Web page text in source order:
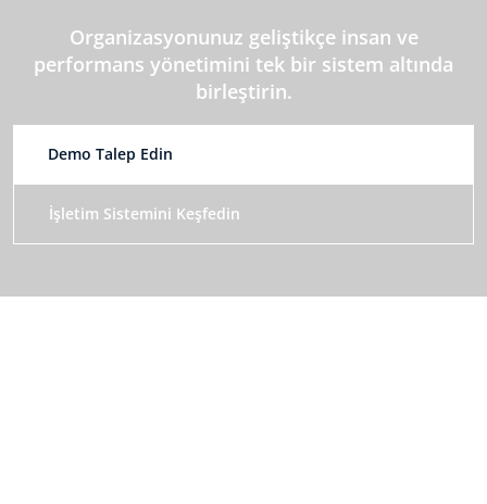
Organizasyonunuz geliştikçe insan ve
performans yönetimini tek bir sistem altında
birleştirin.
Demo Talep Edin
İşletim Sistemini Keşfedin